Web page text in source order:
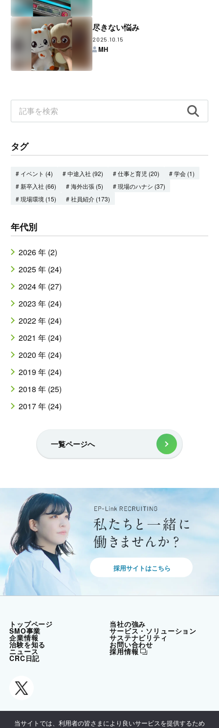
尽きない悩み
2025.10.15
MH
タグ
# イベント (4) # 中途入社 (92) # 仕事と育児 (20)
# 学会 (1)
# 新卒入社 (66)
# 海外出張 (5)
# 現場のハナシ (37)
# 現場環境 (15)
# 社員紹介 (173)
年代別
2026 年 (2)
2025 年 (24)
2024 年 (27)
2023 年 (24)
2022 年 (24)
2021 年 (24)
2020 年 (24)
2019 年 (24)
2018 年 (25)
2017 年 (24)
一覧ページへ
採用サイトはこちら
トップページ 当社の強み
SMO事業 サービス・ソリューション
企業情報 サステナビリティ
治験を知る お問い合わせ
ニュース 採用情報
CRC日記
当サイトでは、利用者の皆さまにより良いサービスを提供するため